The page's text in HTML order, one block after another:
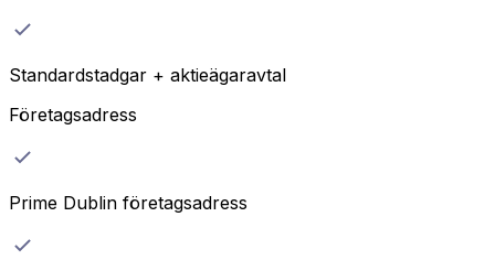
Standardstadgar + aktieägaravtal
Företagsadress
Prime Dublin företagsadress